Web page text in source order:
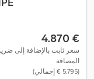
‏4.870 €
سعر ثابت بالإضافة إلى
المضافة
(‏5.795 € إجمالي)